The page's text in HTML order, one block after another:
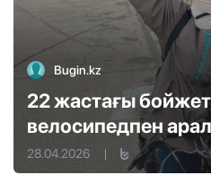
Bugin.kz
22 жастағы
велосипедпен
28.04.2026 |